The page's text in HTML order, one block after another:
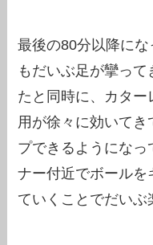
最後の80分以降に
もだいぶ足が攣っ
たと同時に、カター
用が徐々に効いて
プできるようにな
ナー付近でボールを
ていくことでだいぶ